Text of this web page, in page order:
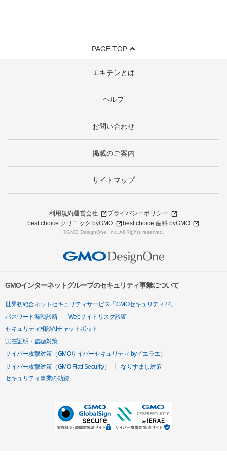
PAGE TOP
エキテンとは
ヘルプ
お問い合わせ
掲載のご案内
サイトマップ
利用規約運営会社
プライバシーポリシー
best choice クリニック byGMO
best choice 歯科 byGMO
©GMO DesignOne, Inc. All Rights reserved.
GMOインターネットグループのセキュリティ事業について
世界初総合ネットセキュリティサービス「GMOセキュリティ24」
パスワード漏洩診断
Webサイトリスク診断
セキュリティ相談AIチャットボット
実在証明・盗聴対策
サイバー攻撃対策（GMOサイバーセキュリティ byイエラエ）
サイバー攻撃対策（GMO Flatt Security）
なりすまし対策
セキュリティ事業の軌跡